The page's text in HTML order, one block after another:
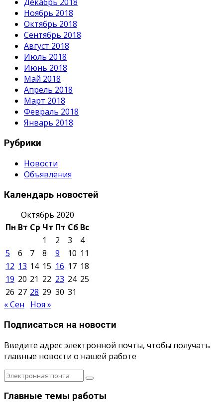
Декабрь 2018
Ноябрь 2018
Октябрь 2018
Сентябрь 2018
Август 2018
Июль 2018
Июнь 2018
Май 2018
Апрель 2018
Март 2018
Февраль 2018
Январь 2018
Рубрики
Новости
Объявления
Календарь новостей
Октябрь 2020
Пн Вт Ср Чт Пт Сб Вс
1
2 3
4
5
6 7 8 9 10 11
12 13 14 15 16 17 18
19 20 21 22 23 24 25
26 27 28 29 30 31
« Сен
Ноя »
Подписаться на новости
Введите адрес электронной почты, чтобы получать
главные новости о нашей работе
Главные темы работы